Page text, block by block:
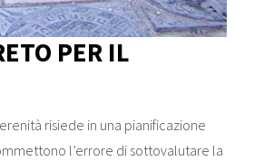
PER IL
risiede in una pianificazione
l’errore di sottovalutare la